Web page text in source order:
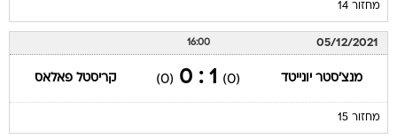
מחזור 14
05/12/2021
16:00
מנצ'סטר יונייטד (0)
1 : 0
(0) קריסטל פאלאס
מחזור 15